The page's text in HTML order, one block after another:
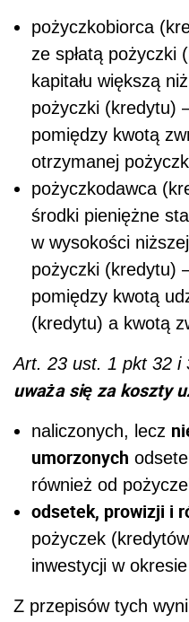
pożyczkobiorca
ze spłatą pożyczki
kapitału większą
pożyczki (kredytu)
pomiędzy kwotą
otrzymanej
pożyczkodawca
środki pieniężne
w wysokości
pożyczki (kredytu)
pomiędzy kwotą
(kredytu) a kwotą
Art. 23 ust. 1 pkt 32 i
uważa się za koszty
naliczonych, lecz
umorzonych
również od
odsetek, prowizji i
pożyczek
inwestycji w
Z przepisów tych